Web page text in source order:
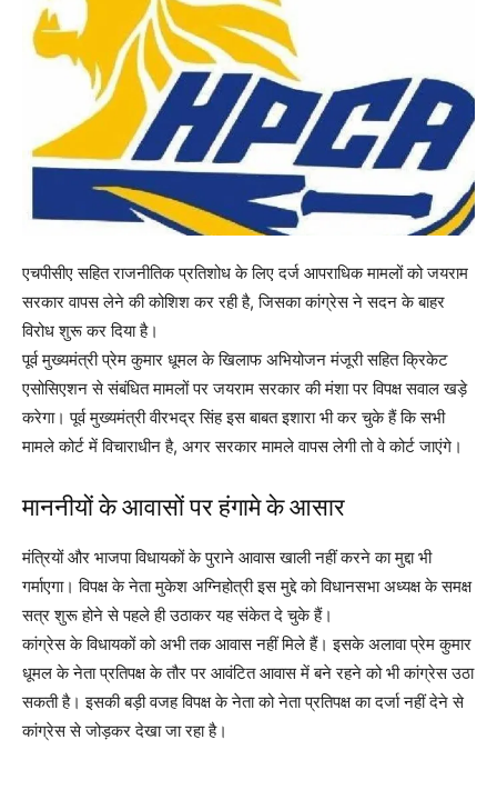
एचपीसीए सहित राजनीतिक प्रतिशोध के लिए दर्ज आपराधिक मामलों को जयराम
सरकार वापस लेने की कोशिश कर रही है, जिसका कांग्रेस ने सदन के बाहर
विरोध शुरू कर दिया है।
पूर्व मुख्यमंत्री प्रेम कुमार धूमल के खिलाफ अभियोजन मंजूरी सहित क्रिकेट
एसोसिएशन से संबंधित मामलों पर जयराम सरकार की मंशा पर विपक्ष सवाल खड़े
करेगा। पूर्व मुख्यमंत्री वीरभद्र सिंह इस बाबत इशारा भी कर चुके हैं कि सभी
मामले कोर्ट में विचाराधीन है, अगर सरकार मामले वापस लेगी तो वे कोर्ट जाएंगे।
माननीयों के आवासों पर हंगामे के आसार
मंत्रियों और भाजपा विधायकों के पुराने आवास खाली नहीं करने का मुद्दा भी
गर्माएगा। विपक्ष के नेता मुकेश अग्निहोत्री इस मुद्दे को विधानसभा अध्यक्ष के समक्ष
सत्र शुरू होने से पहले ही उठाकर यह संकेत दे चुके हैं।
कांग्रेस के विधायकों को अभी तक आवास नहीं मिले हैं। इसके अलावा प्रेम कुमार
धूमल के नेता प्रतिपक्ष के तौर पर आवंटित आवास में बने रहने को भी कांग्रेस उठा
सकती है। इसकी बड़ी वजह विपक्ष के नेता को नेता प्रतिपक्ष का दर्जा नहीं देने से
कांग्रेस से जोड़कर देखा जा रहा है।